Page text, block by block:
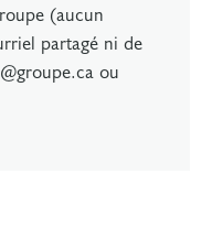
(aucun
partagé ni de
ou